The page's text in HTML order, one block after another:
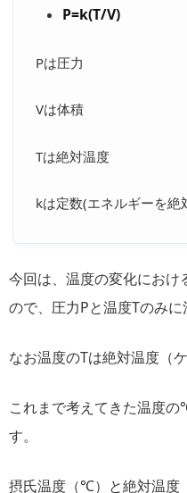
P=k(T/V)
Pは圧力
Vは体積
Tは絶対温度
kは定数(エネルギーを絶
今回は、温度の変化におけ
ので、圧力Pと温度Tのみに
なお温度のTは絶対温度（
これまで考えてきた温度
す。
摂氏温度（℃）と絶対温度